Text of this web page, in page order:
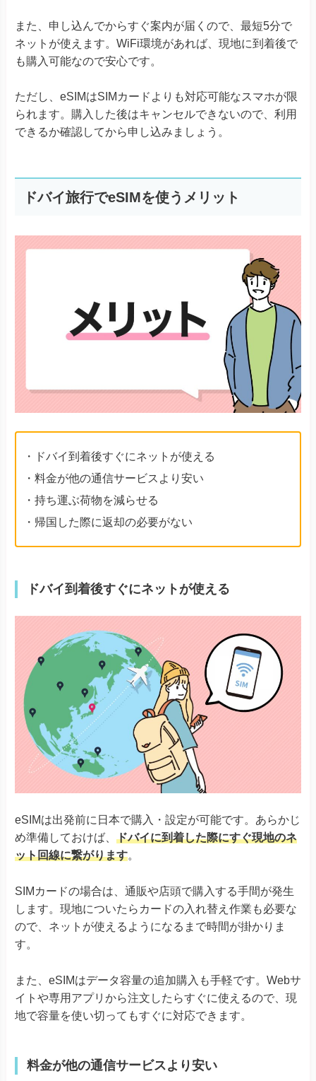
また、申し込んでからすぐ案内が届くので、最短5分で
ネットが使えます。WiFi環境があれば、現地に到着後で
も購入可能なので安心です。
ただし、eSIMはSIMカードよりも対応可能なスマホが限
られます。購入した後はキャンセルできないので、利用
できるか確認してから申し込みましょう。
ドバイ旅行でeSIMを使うメリット
・ドバイ到着後すぐにネットが使える
・料金が他の通信サービスより安い
・持ち運ぶ荷物を減らせる
・帰国した際に返却の必要がない
ドバイ到着後すぐにネットが使える
eSIMは出発前に日本で購入・設定が可能です。あらかじ
め準備しておけば、 ドバイに到着した際にすぐ現地のネ
ット回線に繋がります。
SIMカードの場合は、通販や店頭で購入する手間が発生
します。現地についたらカードの入れ替え作業も必要な
ので、ネットが使えるようになるまで時間が掛かりま
す。
また、eSIMはデータ容量の追加購入も手軽です。Webサ
イトや専用アプリから注文したらすぐに使えるので、現
地で容量を使い切ってもすぐに対応できます。
料金が他の通信サービスより安い